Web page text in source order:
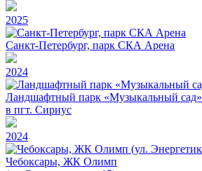
2025
Санкт-Петербург, парк СКА Арена
2024
Ландшафтный парк «Музыкальный сад»
в пгт. Сириус
2024
Чебоксары, ЖК Олимп